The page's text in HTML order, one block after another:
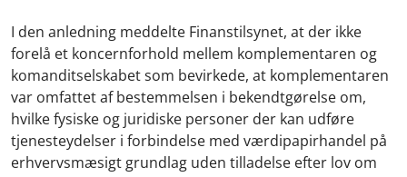
I den anledning meddelte Finanstilsynet, at der ikke
forelå et koncernforhold mellem komplementaren og
komanditselskabet som bevirkede, at komplementaren
var omfattet af bestemmelsen i bekendtgørelse om,
hvilke fysiske og juridiske personer der kan udføre
tjenesteydelser i forbindelse med værdipapirhandel på
erhvervsmæsigt grundlag uden tilladelse efter lov om